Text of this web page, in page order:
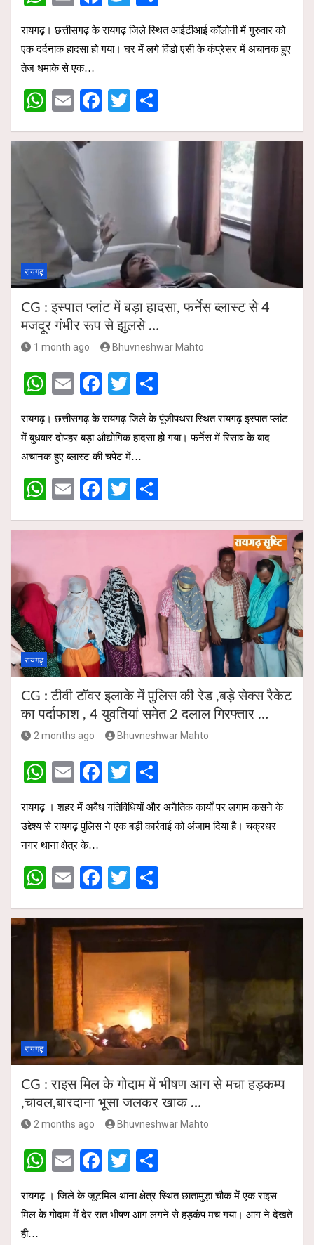
at
s
A
p
p
m
ail ce
o
o
k
wi
tt ar
रायगढ़। छत्तीसगढ़ के रायगढ़ जिले स्थित आईटीआई कॉलोनी में गुरुवार को
एक दर्दनाक हादसा हो गया। घर में लगे विंडो एसी के कंप्रेसर में अचानक हुए
तेज धमाके से एक…
W
at
p
p
E
ail
F
ce
o
k
T
tt ar
रायगढ़
CG : इस्पात प्लांट में बड़ा हादसा, फर्नेस ब्लास्ट से 4
मजदूर गंभीर रूप से झुलसे …
1 month ago Bhuvneshwar Mahto
W
at
s
A
p
p
E
m
ail
F
ce
b
o
o
k
T
wi
tt
er
h
ar
e
रायगढ़। छत्तीसगढ़ के रायगढ़ जिले के पूंजीपथरा स्थित रायगढ़ इस्पात प्लांट
में बुधवार दोपहर बड़ा औद्योगिक हादसा हो गया। फर्नेस में रिसाव के बाद
अचानक हुए ब्लास्ट की चपेट में…
W
at
p
p
E
ail
F
ce
o
o
k
T
tt ar
रायगढ़
CG : टीवी टॉवर इलाके में पुलिस की रेड ,बड़े सेक्स रैकेट
का पर्दाफाश , 4 युवतियां समेत 2 दलाल गिरफ्तार …
2 months ago Bhuvneshwar Mahto
W
at
s
A
p
p
E
m
ail
F
a
ce
o
o
k
T
wi
tt
er
ar
e
रायगढ़ । शहर में अवैध गतिविधियों और अनैतिक कार्यों पर लगाम कसने के
उद्देश्य से रायगढ़ पुलिस ने एक बड़ी कार्रवाई को अंजाम दिया है। चक्रधर
नगर थाना क्षेत्र के…
W
at
s
A
p
p
E
ail
F
ce
b
o
k
T
tt
er
ar
e
रायगढ़
CG : राइस मिल के गोदाम में भीषण आग से मचा हड़कम्प
,चावल,बारदाना भूसा जलकर खाक …
2 months ago Bhuvneshwar Mahto
W
at
E
m
ail
F
a
ce
T
wi
tt
h
ar
रायगढ़ । जिले के जूटमिल थाना क्षेत्र स्थित छातामुड़ा चौक में एक राइस
मिल के गोदाम में देर रात भीषण आग लगने से हड़कंप मच गया। आग ने देखते
ही…